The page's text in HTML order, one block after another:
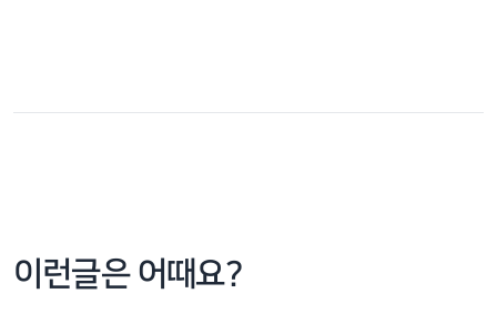
이런글은 어때요?